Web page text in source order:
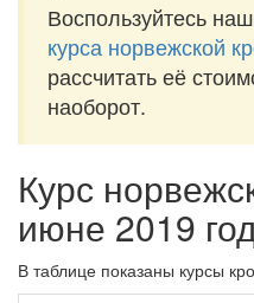
Воспользуйтесь
курса норвежской
рассчитать её
наоборот.
Курс
июне 2019
В таблице показаны курсы